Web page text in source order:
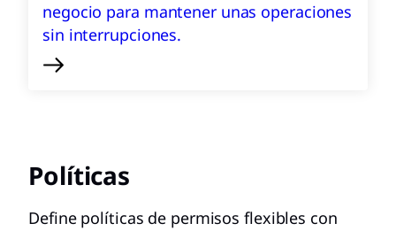
negocio para mantener unas operaciones
sin interrupciones.
Políticas
Define políticas de permisos flexibles con